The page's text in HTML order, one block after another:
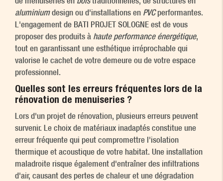
aluminiumdesign ou d'installations en PVCperformantes.
L'engagement de BATI PROJET SOLOGNE est de vous
proposer des produits à haute performance énergétique,
tout en garantissant une esthétique irréprochable qui
valorise le cachet de votre demeure ou de votre espace
professionnel.
Quelles sont les erreurs fréquentes lors de la
rénovation de menuiseries ?
Lors d'un projet de rénovation, plusieurs erreurs peuvent
survenir. Le choix de matériaux inadaptés constitue une
erreur fréquente qui peut compromettre l'isolation
thermique et acoustique de votre habitat. Une installation
maladroite risque également d'entraîner des infiltrations
d'air, causant des pertes de chaleur et une dégradation